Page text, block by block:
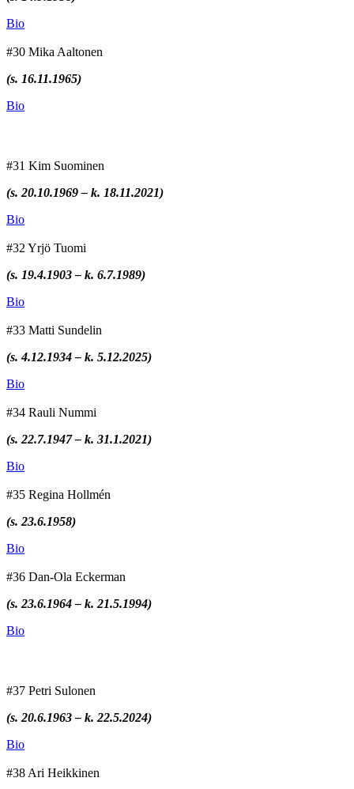
Bio
#30 Mika Aaltonen
(s. 16.11.1965)
Bio
#31 Kim Suominen
(s. 20.10.1969 – k. 18.11.2021)
Bio
#32 Yrjö Tuomi
(s. 19.4.1903 – k. 6.7.1989)
Bio
#33 Matti Sundelin
(s. 4.12.1934 – k. 5.12.2025)
Bio
#34 Rauli Nummi
(s. 22.7.1947 – k. 31.1.2021)
Bio
#35 Regina Hollmén
(s. 23.6.1958)
Bio
#36 Dan-Ola Eckerman
(s. 23.6.1964 – k. 21.5.1994)
Bio
#37 Petri Sulonen
(s. 20.6.1963 – k. 22.5.2024)
Bio
#38 Ari Heikkinen